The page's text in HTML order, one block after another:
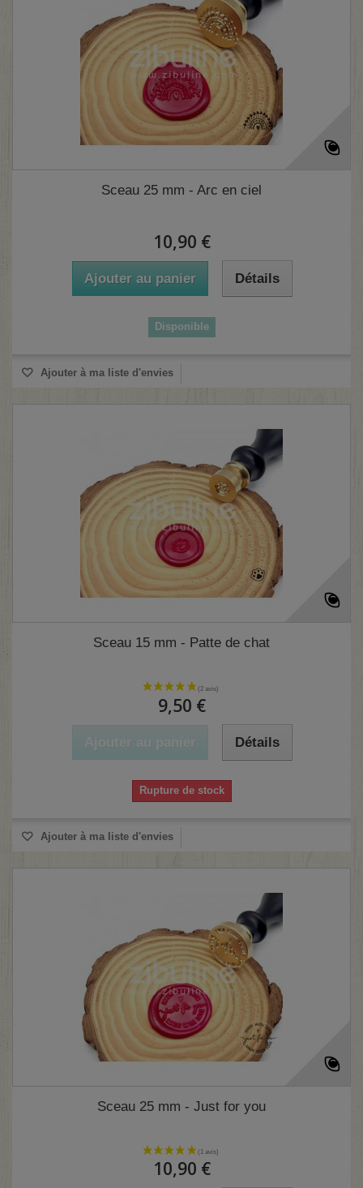
(1 avis)
Sceau 25 mm - Arc en ciel
10,90 €
Ajouter au panier Détails
Disponible
Ajouter à ma liste d'envies
Sceau 15 mm - Patte de chat
9,50 €
Ajouter au panier Détails
Rupture de stock
Ajouter à ma liste d'envies
Sceau 25 mm - Just for you
10,90 €